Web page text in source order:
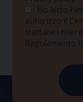
Ho letto
autorizzo il
trattare i miei
Regolamento